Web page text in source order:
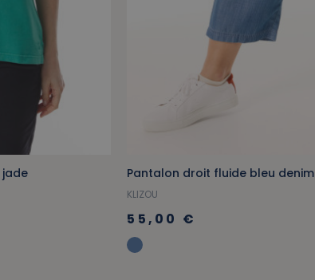
Pantalon droit fluide bleu denim
KLIZOU
55,00 €